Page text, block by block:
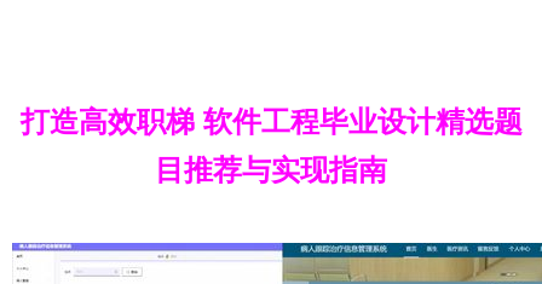
打造高效职梯 软件工程毕业设计精选题
目推荐与实现指南